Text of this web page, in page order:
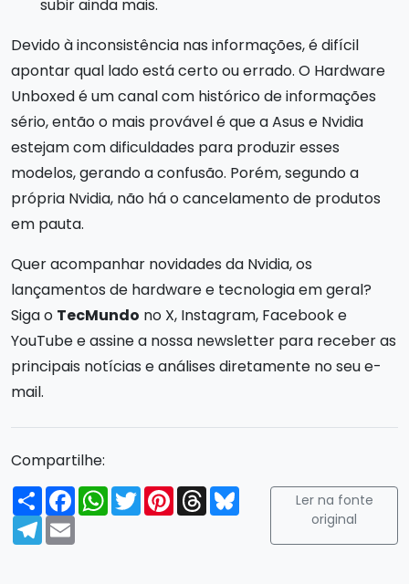
subir ainda mais.
Devido à inconsistência nas informações, é difícil
apontar qual lado está certo ou errado. O Hardware
Unboxed é um canal com histórico de informações
sério, então o mais provável é que a Asus e Nvidia
estejam com dificuldades para produzir esses
modelos, gerando a confusão. Porém, segundo a
própria Nvidia, não há o cancelamento de produtos
em pauta.
Quer acompanhar novidades da Nvidia, os
lançamentos de hardware e tecnologia em geral?
Siga o TecMundo no X, Instagram, Facebook e
YouTube e assine a nossa newsletter para receber as
principais notícias e análises diretamente no seu e-
mail.
Compartilhe:
Compartilhar
FacebookWhatsApp
TwitterPinterest
ThreadsBluesky
Telegram
Email
Ler na fonte
original